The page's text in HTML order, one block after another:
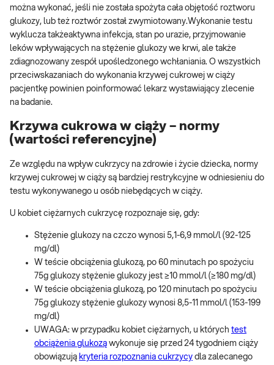
można wykonać, jeśli nie została spożyta cała objętość roztworu
glukozy, lub też roztwór został zwymiotowany.Wykonanie testu
wyklucza takżeaktywna infekcja, stan po urazie, przyjmowanie
leków wpływających na stężenie glukozy we krwi, ale także
zdiagnozowany zespół upośledzonego wchłaniania. O wszystkich
przeciwskazaniach do wykonania krzywej cukrowej w ciąży
pacjentkę powinien poinformować lekarz wystawiający zlecenie
na badanie.
Krzywa cukrowa w ciąży – normy
(wartości referencyjne)
Ze względu na wpływ cukrzycy na zdrowie i życie dziecka, normy
krzywej cukrowej w ciąży są bardziej restrykcyjne w odniesieniu do
testu wykonywanego u osób niebędących w ciąży.
U kobiet ciężarnych cukrzycę rozpoznaje się, gdy:
Stężenie glukozy na czczo wynosi 5,1-6,9 mmol/l (92-125
mg/dl)
W teście obciążenia glukozą, po 60 minutach po spożyciu
75g glukozy stężenie glukozy jest ≥10 mmol/l (≥180 mg/dl)
W teście obciążenia glukozą, po 120 minutach po spożyciu
75g glukozy stężenie glukozy wynosi 8,5-11 mmol/l (153-199
mg/dl)
UWAGA: w przypadku kobiet ciężarnych, u których test
obciążenia glukozą wykonuje się przed 24 tygodniem ciąży
obowiązują kryteria rozpoznania cukrzycy dla zalecanego